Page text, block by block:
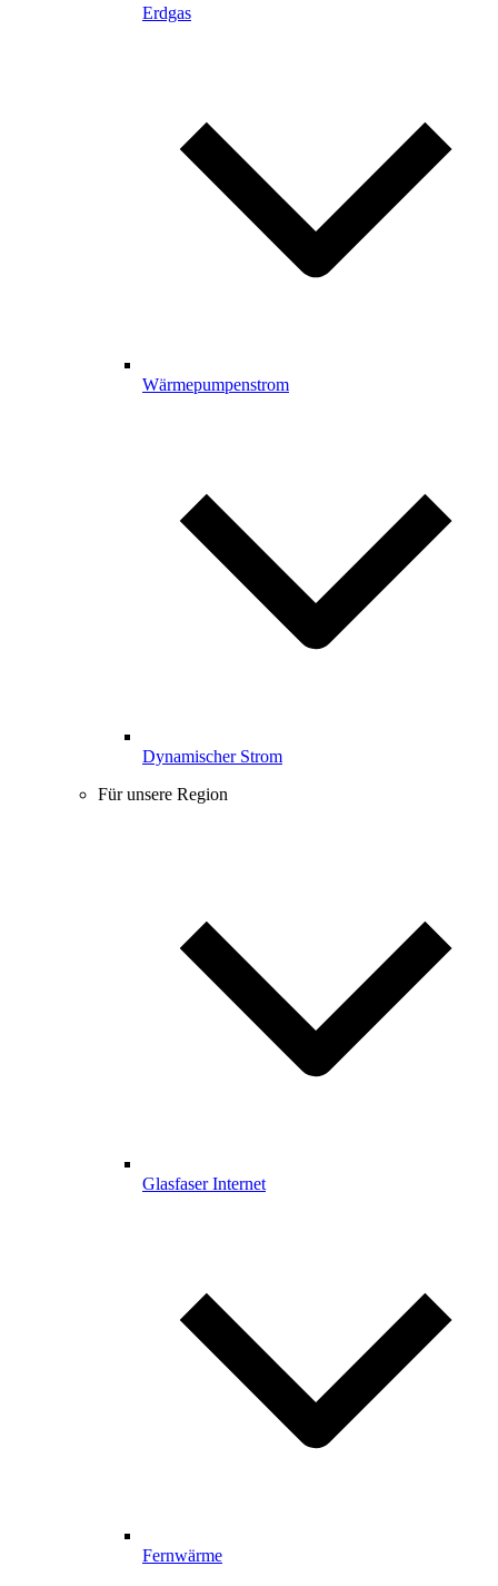
Erdgas
Wärmepumpenstrom
Dynamischer Strom
Für unsere Region
Glasfaser Internet
Fernwärme